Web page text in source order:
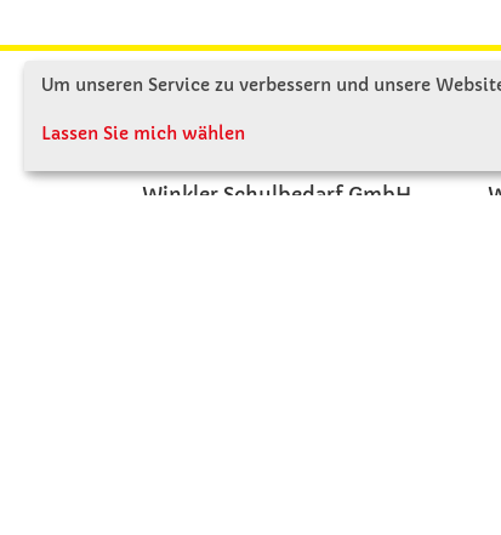
KONTAKT
Winkler Schulbedarf GmbH
Um unseren Service zu verbessern und unsere
Lassen Sie mich wählen